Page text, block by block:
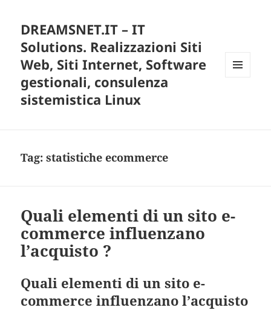
DREAMSNET.IT – IT
Solutions. Realizzazioni Siti
Web, Siti Internet, Software
gestionali, consulenza
sistemistica Linux
Tag:statistiche ecommerce
Quali elementi di un sito e-
commerce influenzano
l’acquisto ?
Quali elementi di un sito e-
commerce influenzano l’acquisto